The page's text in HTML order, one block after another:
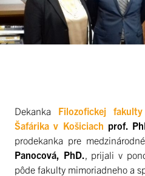
Dekanka Filozofickej
Šafárika v Košiciach prof.
prodekanka pre
Panocová, PhD. , prijali v
pôde fakulty mimoriadneho a